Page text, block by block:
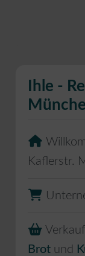
Ihle -
Kaflerstr.
Brot und